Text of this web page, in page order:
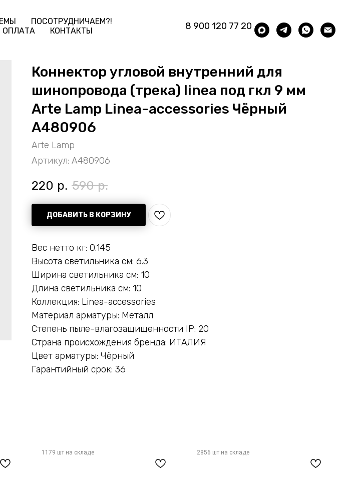
ПОСОТРУДНИЧАЕМ?!
ОПЛАТА КОНТАКТЫ 8 900 120 77 20
Коннектор угловой внутренний для
шинопровода (трека) linea под гкл 9 мм
Arte Lamp Linea-accessories Чёрный
A480906
Arte Lamp
Артикул: A480906
220 р. 590 р.
ДОБАВИТЬ В КОРЗИНУ
Вес нетто кг: 0.145
Высота светильника см: 6.3
Ширина светильника см: 10
Длина светильника см: 10
Коллекция: Linea-accessories
Материал арматуры: Металл
Степень пыле-влагозащищенности IP: 20
Страна происхождения бренда: ИТАЛИЯ
Цвет арматуры: Чёрный
Гарантийный срок: 36